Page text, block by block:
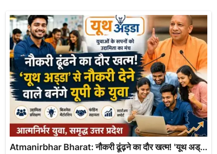
Atmanirbhar Bharat: नौकरी ढूंढ़ने का दौर खत्म! 'यूथ अड्...